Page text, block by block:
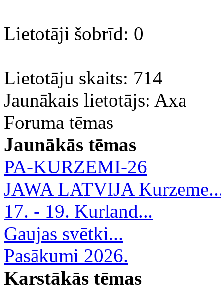
Lietotāji šobrīd: 0
Lietotāju skaits: 714
Jaunākais lietotājs: Axa
Foruma tēmas
Jaunākās tēmas
PA-KURZEMI-26
JAWA LATVIJA
17. - 19. Kurland...
Gaujas svētki...
Pasākumi 2026.
Karstākās tēmas